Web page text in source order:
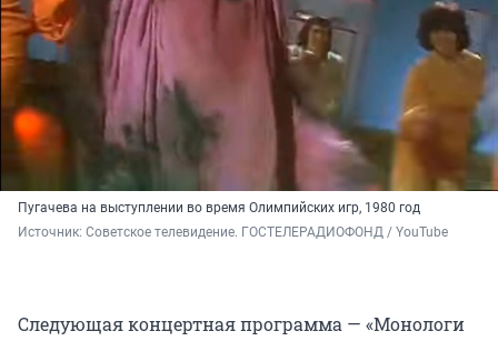
Пугачева на выступлении во время Олимпийских игр, 1980 год
Источник: Советское телевидение. ГОСТЕЛЕРАДИОФОНД / YouTube
Следующая концертная программа — «Монологи